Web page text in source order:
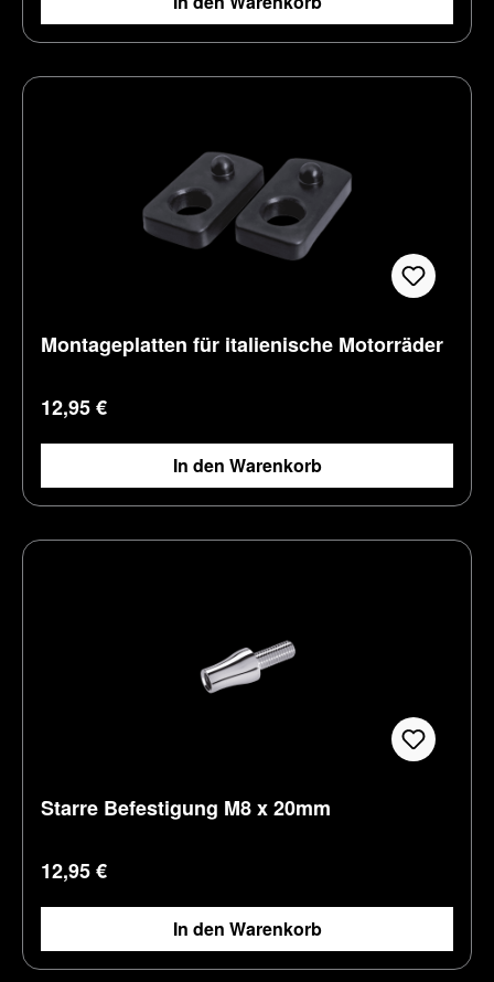
Montageplatten für italienische Motorräder
Regulärer Preis:
12,95 €
In den Warenkorb
Starre Befestigung M8 x 20mm
Regulärer Preis:
12,95 €
In den Warenkorb